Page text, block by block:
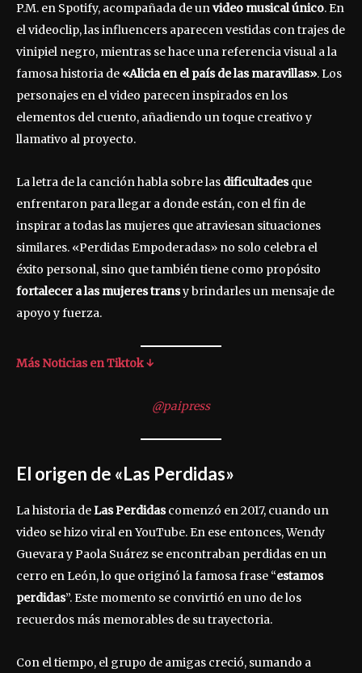
P.M. en Spotify, acompañada de unvideo musical único. En
el videoclip, las influencers aparecen vestidas con trajes de
vinipiel negro, mientras se hace una referencia visual a la
famosa historia de «Alicia en el país de las maravillas». Los
personajes en el video parecen inspirados en los
elementos del cuento, añadiendo un toque creativo y
llamativo al proyecto.
La letra de la canción habla sobre las dificultadesque
enfrentaron para llegar a donde están, con el fin de
inspirar a todas las mujeres que atraviesan situaciones
similares. «Perdidas Empoderadas» no solo celebra el
éxito personal, sino que también tiene como propósito
fortalecer a las mujeres transy brindarles un mensaje de
apoyo y fuerza.
Más Noticias en Tiktok ↓
@paipress
El origen de «Las Perdidas»
La historia deLas Perdidascomenzó en 2017, cuando un
video se hizo viral en YouTube. En ese entonces, Wendy
Guevara y Paola Suárez se encontraban perdidas en un
cerro en León, lo que originó la famosa frase “estamos
perdidas”. Este momento se convirtió en uno de los
recuerdos más memorables de su trayectoria.
Con el tiempo, el grupo de amigas creció, sumando a